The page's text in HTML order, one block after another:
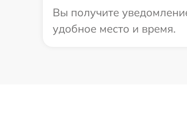
Вы получите
удобное место и время.